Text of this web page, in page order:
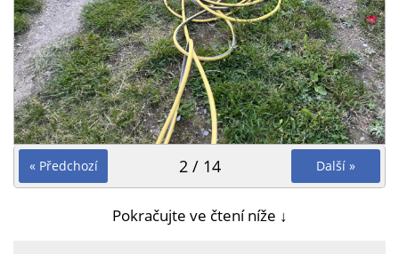
« Předchozí Další »
2 / 14
Pokračujte ve čtení níže ↓